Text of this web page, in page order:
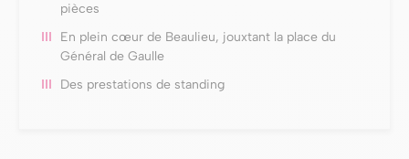
pièces
En plein cœur de Beaulieu, jouxtant la place du
Général de Gaulle
Des prestations de standing